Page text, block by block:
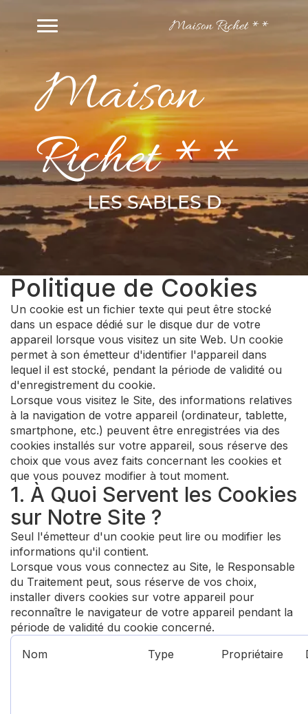
Maison Richet **
Maison
Richet **
LES SABLES D
Politique de Cookies
Un cookie est un fichier texte qui peut être stocké
dans un espace dédié sur le disque dur de votre
appareil lorsque vous visitez un site Web. Un cookie
permet à son émetteur d'identifier l'appareil dans
lequel il est stocké, pendant la période de validité ou
d'enregistrement du cookie.
Lorsque vous visitez le Site, des informations relatives
à la navigation de votre appareil (ordinateur, tablette,
smartphone, etc.) peuvent être enregistrées via des
cookies installés sur votre appareil, sous réserve des
choix que vous avez faits concernant les cookies et
que vous pouvez modifier à tout moment.
1. À Quoi Servent les Cookies
sur Notre Site ?
Seul l'émetteur d'un cookie peut lire ou modifier les
informations qu'il contient.
Lorsque vous vous connectez au Site, le Responsable
du Traitement peut, sous réserve de vos choix,
installer divers cookies sur votre appareil pour
reconnaître le navigateur de votre appareil pendant la
période de validité du cookie concerné.
Nom
Type Propriétaire